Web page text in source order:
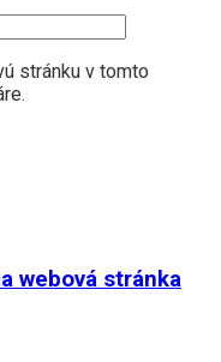
stránku v tomto
webová stránka